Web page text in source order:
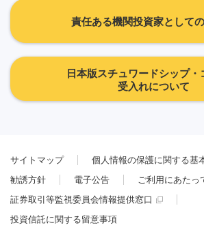
責任ある機関投資家として
日本版スチュワードシップ・
受入れについて
サイトマップ
個人情報の保護に関する基
勧誘方針
電子公告 ご利用にあたっ
証券取引等監視委員会情報提供窓口
投資信託に関する留意事項